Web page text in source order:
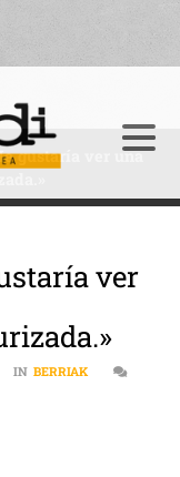
gustaría ver una
ver
IN BERRIAK
«ME GUSTARÍA